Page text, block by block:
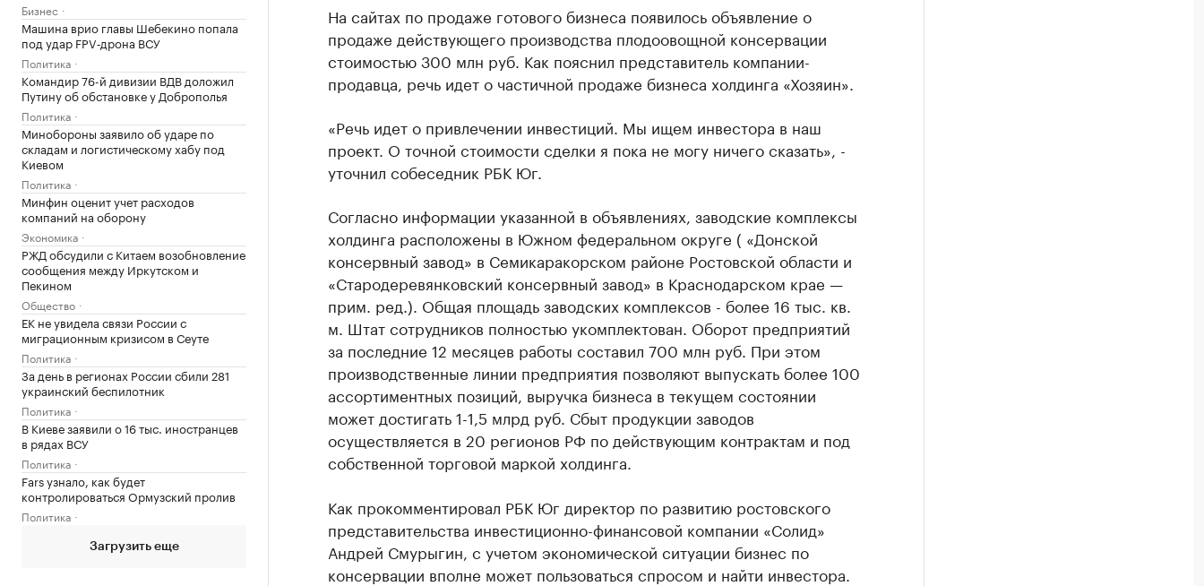
Бизнес
Машина врио главы Шебекино попала
под удар FPV‑дрона ВСУ
Политика
Командир 76-й дивизии ВДВ доложил
Путину об обстановке у Доброполья
Политика
Минобороны заявило об ударе по
складам и логистическому хабу под
Киевом
Политика
Минфин оценит учет расходов
компаний на оборону
Экономика
РЖД обсудили с Китаем возобновление
сообщения между Иркутском и
Пекином
Общество
ЕК не увидела связи России с
миграционным кризисом в Сеуте
Политика
За день в регионах России сбили 281
украинский беспилотник
Политика
В Киеве заявили о 16 тыс. иностранцев
в рядах ВСУ
Политика
Fars узнало, как будет
контролироваться Ормузский пролив
Политика
Загрузить еще
На сайтах по продаже готового бизнеса появилось объявление о
продаже действующего производства плодоовощной консервации
стоимостью 300 млн руб. Как пояснил представитель компании-
продавца, речь идет о частичной продаже бизнеса холдинга «Хозяин».
«Речь идет о привлечении инвестиций. Мы ищем инвестора в наш
проект. О точной стоимости сделки я пока не могу ничего сказать», -
уточнил собеседник РБК Юг.
Согласно информации указанной в объявлениях, заводские комплексы
холдинга расположены в Южном федеральном округе ( «Донской
консервный завод» в Семикаракорском районе Ростовской области и
«Стародеревянковский консервный завод» в Краснодарском крае —
прим. ред.). Общая площадь заводских комплексов - более 16 тыс. кв.
м. Штат сотрудников полностью укомплектован. Оборот предприятий
за последние 12 месяцев работы составил 700 млн руб. При этом
производственные линии предприятия позволяют выпускать более 100
ассортиментных позиций, выручка бизнеса в текущем состоянии
может достигать 1-1,5 млрд руб. Сбыт продукции заводов
осуществляется в 20 регионов РФ по действующим контрактам и под
собственной торговой маркой холдинга.
Как прокомментировал РБК Юг директор по развитию ростовского
представительства инвестиционно-финансовой компании «Солид»
Андрей Смурыгин, с учетом экономической ситуации бизнес по
консервации вполне может пользоваться спросом и найти инвестора.